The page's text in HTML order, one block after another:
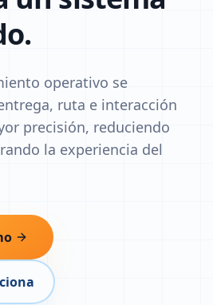
operativo se
ruta e interacción
precisión, reduciendo
la experiencia del